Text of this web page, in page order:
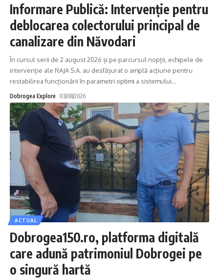
Informare Publică: Intervenție pentru
deblocarea colectorului principal de
canalizare din Năvodari
În cursul serii de 2 august 2026 și pe parcursul nopții, echipele de
intervenție ale RAJA S.A. au desfășurat o amplă acțiune pentru
restabilirea funcționării în parametri optimi a sistemului…
Dobrogea Explore 03/08/2026
ACTUAL
Dobrogea150.ro, platforma digitală
care adună patrimoniul Dobrogei pe
o singură hartă